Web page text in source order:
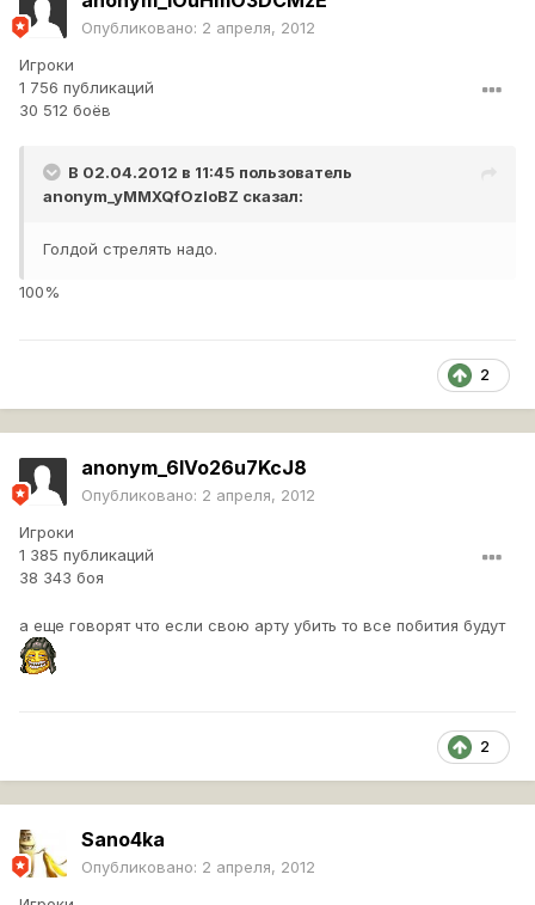
Опубликовано: 2 апреля, 2012
Игроки
1 756 публикаций
30 512 боёв
В 02.04.2012 в 11:45 пользователь
anonym_yMMXQfOzloBZ сказал:
Голдой стрелять надо.
100%
2
anonym_6IVo26u7KcJ8
Опубликовано: 2 апреля, 2012
Игроки
1 385 публикаций
38 343 боя
а еще говорят что если свою арту убить то все побития будут
2
Sano4ka
Опубликовано: 2 апреля, 2012